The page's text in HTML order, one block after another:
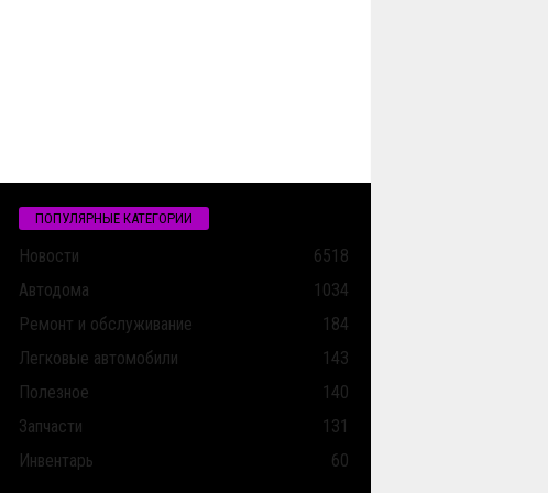
ПОПУЛЯРНЫЕ КАТЕГОРИИ
Новости
6518
Автодома
1034
Ремонт и обслуживание
184
Легковые автомобили
143
Полезное
140
Запчасти
131
Инвентарь
60